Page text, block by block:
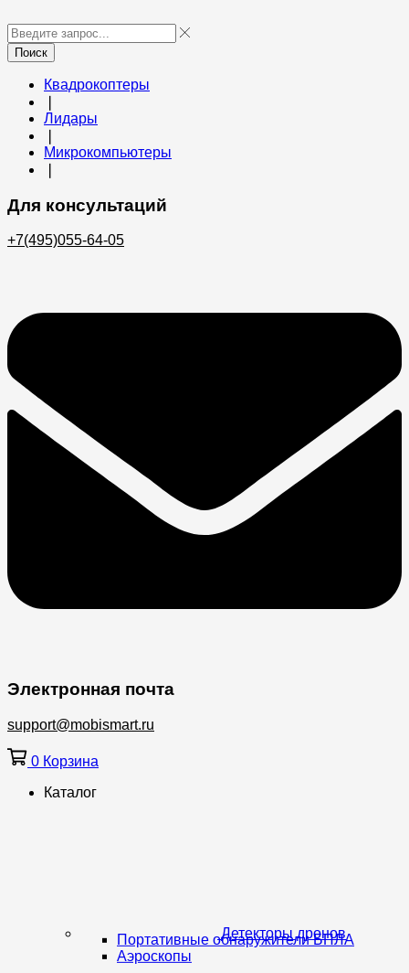
Поиск
Квадрокоптеры
Лидары
Микрокомпьютеры
Для консультаций
+7(495)055-64-05
Электронная почта
support@mobismart.ru
0 Корзина
Каталог
Детекторы дронов
Портативные обнаружители БПЛА
Аэроскопы